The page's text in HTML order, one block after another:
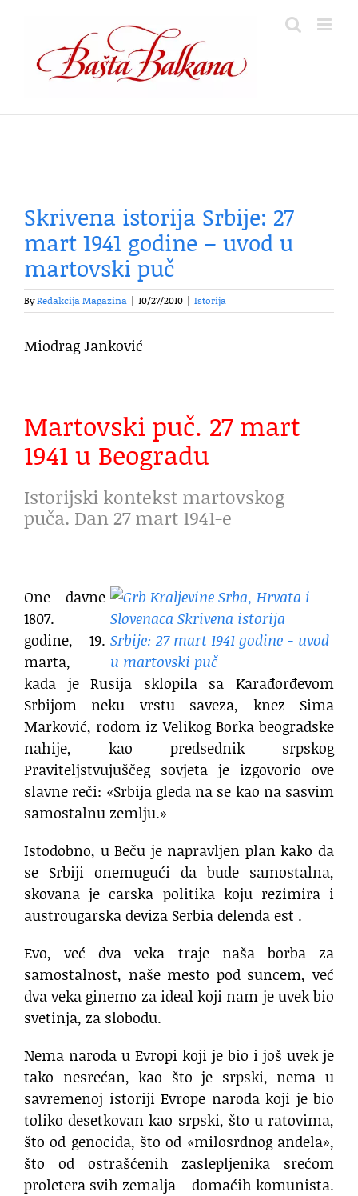
content
Skrivena istorija Srbije: 27
mart 1941 godine – uvod u
martovski puč
ByRedakcija Magazina 10/27/2010 Istorija
Miodrag Janković
Martovski puč. 27 mart
1941 u Beogradu
Istorijski kontekst martovskog
puča. Dan 27 mart 1941-e
One davne
1807.
godine, 19.
marta,
kada je Rusija sklopila sa Karađorđevom
Srbijom neku vrstu saveza, knez Sima
Marković, rodom iz Velikog Borka beogradske
nahije, kao predsednik srpskog
Praviteljstvujuščeg sovjeta je izgovorio ove
slavne reči: «Srbija gleda na se kao na sasvim
samostalnu zemlju.»
Istodobno, u Beču je napravljen plan kako da
se Srbiji onemugući da bude samostalna,
skovana je carska politika koju rezimira i
austrougarska deviza Serbia delenda est .
Evo, već dva veka traje naša borba za
samostalnost, naše mesto pod suncem, već
dva veka ginemo za ideal koji nam je uvek bio
svetinja, za slobodu.
Nema naroda u Evropi koji je bio i još uvek je
tako nesrećan, kao što je srpski, nema u
savremenoj istoriji Evrope naroda koji je bio
toliko desetkovan kao srpski, što u ratovima,
što od genocida, što od «milosrdnog anđela»,
što od ostrašćenih zaslepljenika srećom
proletera svih zemalja – domaćih komunista.